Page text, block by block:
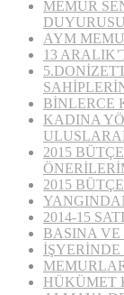
MEMUR
DUYURUSU
AYM
13
BİNLERCE
KADINA
2015
2015
2014-15
BASINA
HÜKÜMET